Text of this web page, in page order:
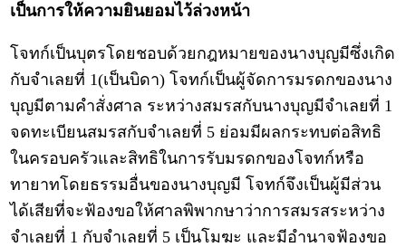
เป็นการให้ความยินยอมไว้ล่วงหน้า
โจทก์เป็นบุตรโดยชอบด้วยกฎหมายของนางบุญมีซึ่งเกิด
กับจำเลยที่ 1(เป็นบิดา) โจทก์เป็นผู้จัดการมรดกของนาง
บุญมีตามคำสั่งศาล ระหว่างสมรสกับนางบุญมีจำเลยที่ 1
จดทะเบียนสมรสกับจำเลยที่ 5 ย่อมมีผลกระทบต่อสิทธิ
ในครอบครัวและสิทธิในการรับมรดกของโจทก์หรือ
ทายาทโดยธรรมอื่นของนางบุญมี โจทก์จึงเป็นผู้มีส่วน
ได้เสียที่จะฟ้องขอให้ศาลพิพากษาว่าการสมรสระหว่าง
จำเลยที่ 1 กับจำเลยที่ 5 เป็นโมฆะ และมีอำนาจฟ้องขอ